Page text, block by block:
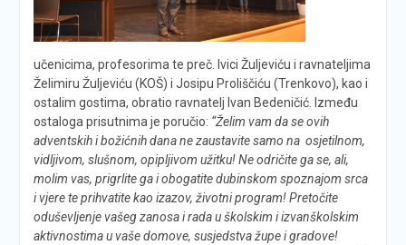
učenicima, profesorima te preč. Ivici Žuljeviću i ravnateljima
Želimiru Žuljeviću (KOŠ) i Josipu Proliščiću (Trenkovo), kao i
ostalim gostima, obratio ravnatelj Ivan Bedeničić. Između
ostaloga prisutnima je poručio: “Želim vam da se ovih
adventskih i božićnih dana ne zaustavite samo na osjetilnom,
vidljivom, slušnom, opipljivom užitku! Ne odričite ga se, ali,
molim vas, prigrlite ga i obogatite dubinskom spoznajom srca
i vjere te prihvatite kao izazov, životni program! Pretočite
oduševljenje vašeg zanosa i rada u školskim i izvanškolskim
aktivnostima u vaše domove, susjedstva župe i gradove!